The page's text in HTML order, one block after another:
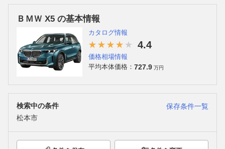
ＢＭＷ X5 の基本情報
カタログ情報
4.4
価格相場情報
平均本体価格： 727.9 万円
検索中の条件
保存条件一覧
松本市